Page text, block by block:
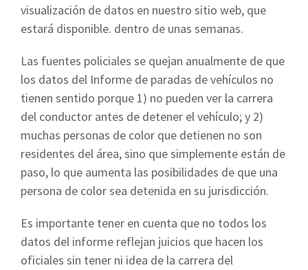
visualización de datos en nuestro sitio web, que
estará disponible. dentro de unas semanas.
Las fuentes policiales se quejan anualmente de que
los datos del Informe de paradas de vehículos no
tienen sentido porque 1) no pueden ver la carrera
del conductor antes de detener el vehículo; y 2)
muchas personas de color que detienen no son
residentes del área, sino que simplemente están de
paso, lo que aumenta las posibilidades de que una
persona de color sea detenida en su jurisdicción.
Es importante tener en cuenta que no todos los
datos del informe reflejan juicios que hacen los
oficiales sin tener ni idea de la carrera del